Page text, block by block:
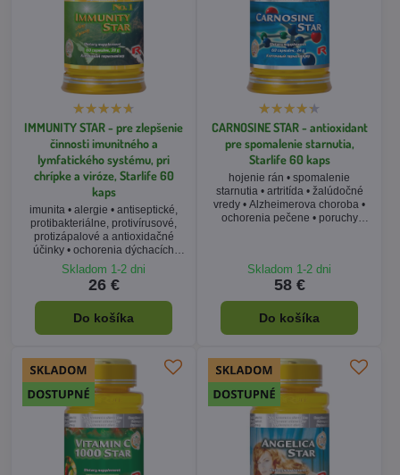
IMMUNITY STAR - pre zlepšenie
činnosti imunitného a
lymfatického systému, pri
chrípke a viróze, Starlife 60
kaps
imunita • alergie • antiseptické,
protibakteriálne, protivírusové,
protizápalové a antioxidačné
účinky • ochorenia dýchacích
ciest a virózy
Skladom 1-2 dni
26 €
Do košíka
CARNOSINE STAR - antioxidant
pre spomalenie starnutia,
Starlife 60 kaps
hojenie rán • spomalenie
starnutia • artritída • žalúdočné
vredy • Alzheimerova choroba •
ochorenia pečene • poruchy
spánku
Skladom 1-2 dni
58 €
Do košíka
VITAMIN C 1000 STAR - pre
podporu a regeneráciu tkanív a
dobrú imunitu, Starlife 60 tabl
ANGELICA STAR - pre podporu
organizmu pri ženských
problémoch, Starlife 60 kaps
Zásady ochrany osobných údajov
Ukázať podrobnosti
Prijať všetky cookies